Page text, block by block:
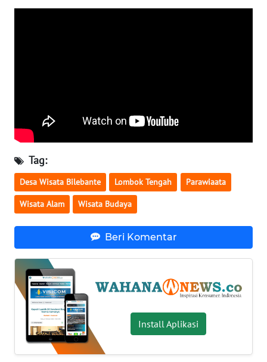
Tag:
Desa Wisata Bilebante Lombok Tengah Parawiaata
Wisata Alam Wisata Budaya
Beri Komentar
Install Aplikasi
SULTENG
SULBAR
WN
BABEL
SUMBAR
WN
SUMSEL
WN
BENGKULU